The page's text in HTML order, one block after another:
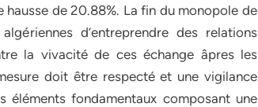
hausse de 20.88%. La fin du monopole de
d’entreprendre des relations
la vivacité de ces échange âpres les
doit être respecté et une vigilance
fondamentaux composant une